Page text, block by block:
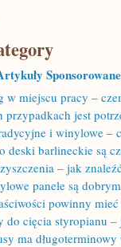
Sponsorowane
w miejscu pracy –
przypadkach jest
i winylowe –
deski barlineckie są
– jak
panele są
powinny
do cięcia styropianu
ma